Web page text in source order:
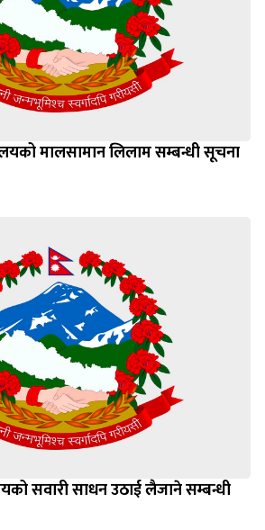
मालसामान लिलाम सम्बन्धी सूचना
सवारी साधन उठाई लैजाने सम्बन्धी